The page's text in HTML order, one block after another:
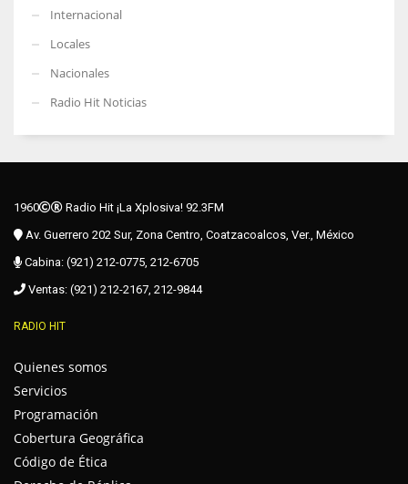
Internacional
Locales
Nacionales
Radio Hit Noticias
1960
Radio Hit ¡La Xplosiva! 92.3FM
Av. Guerrero 202 Sur, Zona Centro, Coatzacoalcos, Ver., México
Cabina: (921) 212-0775, 212-6705
Ventas: (921) 212-2167, 212-9844
RADIO HIT
Quienes somos
Servicios
Programación
Cobertura Geográfica
Código de Ética